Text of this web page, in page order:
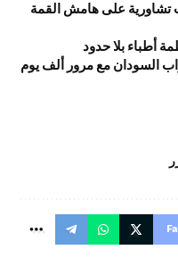
تشاورية على هامش القمة
أطباء بلا حدود
السودان مع مرور ألف يوم